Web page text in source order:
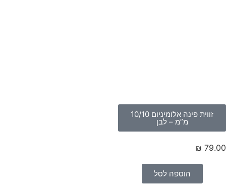
זווית פינה אלומיניום 10/10
מ”מ – לבן
₪
הוספה לסל